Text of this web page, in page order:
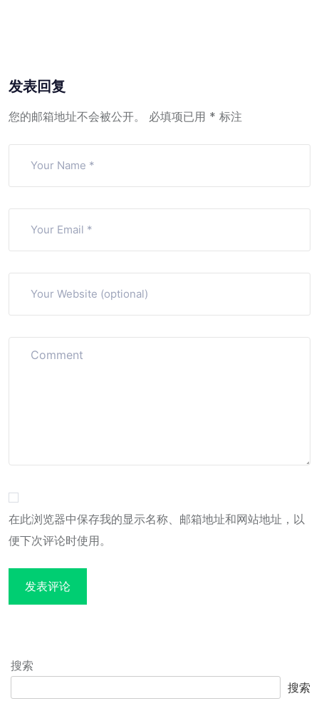
发表回复
您的邮箱地址不会被公开。 必填项已用 * 标注
在此浏览器中保存我的显示名称、邮箱地址和网站地址，以
便下次评论时使用。
搜索
搜索